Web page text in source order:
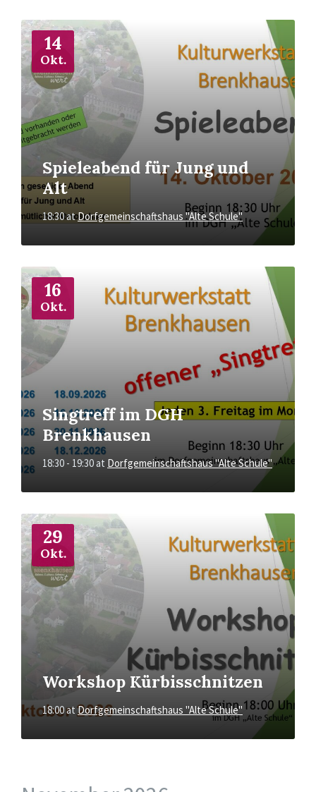
14
Okt.
Spieleabend für Jung und
Alt
18:30atDorfgemeinschaftshaus "Alte Schule"
More
Info
16
Okt.
Singtreff im DGH
Brenkhausen
18:30 - 19:30at Dorfgemeinschaftshaus "Alte Schule"
More
Info
29
Okt.
Workshop Kürbisschnitzen
18:00atDorfgemeinschaftshaus "Alte Schule"
More
Info